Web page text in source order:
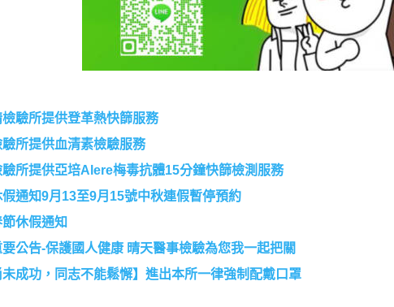
驗所提供登革熱快篩服務
所提供血清素檢驗服務
驗所提供亞培Alere梅毒抗體15分鐘快篩檢測服務
通知9月13至9月15號中秋連假暫停預約
休假通知
公告-保護國人健康 晴天醫事檢驗為您我一起把關
成功，同志不能鬆懈】進出本所一律強制配戴口罩